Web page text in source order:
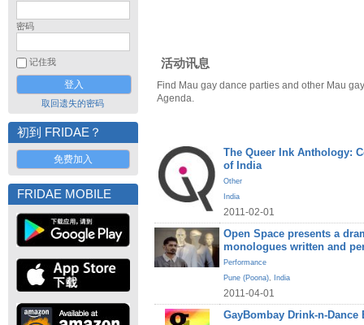
密码
记住我
取回遗失的密码
初到 FRIDAE？
免费加入
FRIDAE MOBILE
活动讯息
Find Mau gay dance parties and other Mau
Agenda.
The Queer Ink Anthology:
of India
Other
India
2011-02-01
Open Space presents a
monologues written and
Performance
Pune (Poona), India
2011-04-01
GayBombay Drink-n-Dance